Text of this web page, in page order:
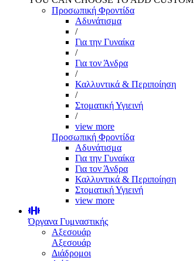
Προσωπική Φροντίδα
Αδυνάτισμα
/
Για την Γυναίκα
/
Για τον Άνδρα
/
Καλλυντικά & Περιποίηση
/
Στοματική Υγιεινή
/
view more
Προσωπική Φροντίδα
Αδυνάτισμα
Για την Γυναίκα
Για τον Άνδρα
Καλλυντικά & Περιποίηση
Στοματική Υγιεινή
view more
Όργανα Γυμναστικής
Αξεσουάρ
Αξεσουάρ
Διάδρομοι